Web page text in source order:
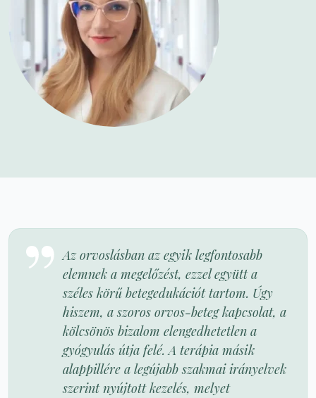
Az orvoslásban az egyik legfontosabb
elemnek a megelőzést, ezzel együtt a
széles körű betegedukációt tartom. Úgy
hiszem, a szoros orvos-beteg kapcsolat, a
kölcsönös bizalom elengedhetetlen a
gyógyulás útja felé. A terápia másik
alappillére a legújabb szakmai irányelvek
szerint nyújtott kezelés, melyet